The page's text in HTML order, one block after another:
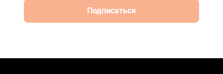
Подписаться